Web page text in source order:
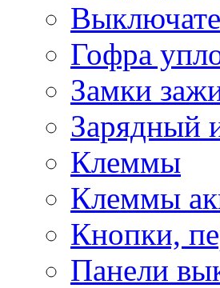
Гофра
Замки
Зарядный
Клеммы
Клеммы
Кнопки,
Панели